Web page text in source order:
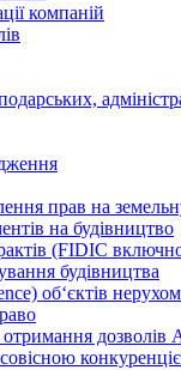
компаній
прав на
на будівництво
(FIDIC
будівництва
об‘єктів
дозволів